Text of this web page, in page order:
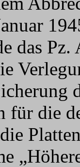
das
für die